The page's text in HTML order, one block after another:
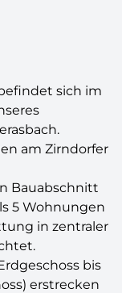
sich im
am Zirndorfer
Bauabschnitt
5 Wohnungen
in zentraler
bis
erstrecken